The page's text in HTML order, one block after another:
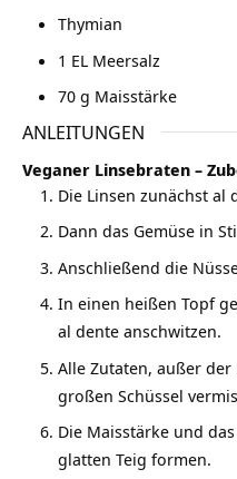
Thymian
1 EL Meersalz
70 g Maisstärke
ANLEITUNGEN
Veganer Linsebraten –
Die Linsen zunächst al
Dann das Gemüse in
Anschließend die
In einen heißen Topf
al dente anschwitzen.
Alle Zutaten, außer
großen Schüssel
Die Maisstärke und
glatten Teig formen.